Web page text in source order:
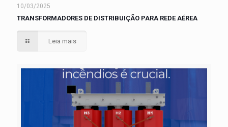
10/03/2025
TRANSFORMADORES DE DISTRIBUIÇÃO PARA REDE AÉREA
Leia mais